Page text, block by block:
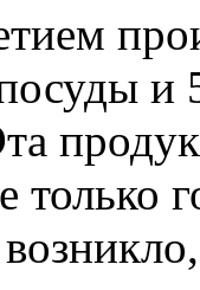
и
только